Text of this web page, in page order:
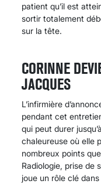
patient qu’il est
sortir totalement
sur la tête.
CORINNE
JACQUES
L’infirmière
pendant cet
qui peut durer
chaleureuse où elle
nombreux points
Radiologie, prise de
joue un rôle clé